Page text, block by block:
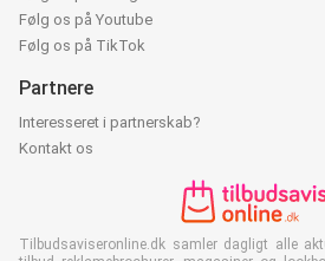
Følg os på Youtube
Følg os på TikTok
Partnere
Interesseret i partnerskab?
Kontakt os
Tilbudsaviseronline.dk samler dagligt alle